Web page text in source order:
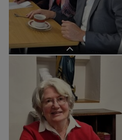
im BEGEGNUNGSzentrum